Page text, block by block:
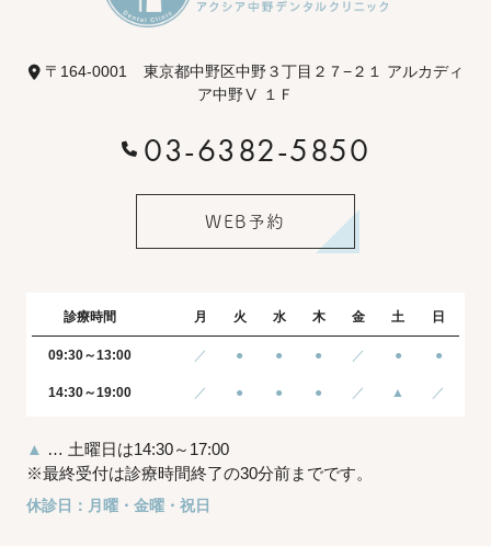
〒164-0001
東京都中野区中野３丁目２７−２１ アルカディ
ア中野Ⅴ １Ｆ
03-6382-5850
WEB予約
診療時間 月 火 水 木 金 土 日
09:30～13:00 ／ ● ● ● ／ ● ●
14:30～19:00 ／ ● ● ● ／ ▲ ／
▲ … 土曜日は14:30～17:00
※最終受付は診療時間終了の30分前までです。
休診日：月曜・金曜・祝日